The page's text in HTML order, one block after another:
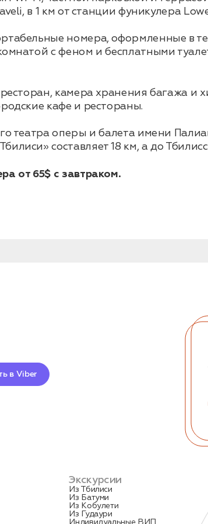
в 1 км от станции фуникулера
номера, оформленные в
с феном и бесплатными
камера хранения багажа и
кафе и рестораны.
театра оперы и балета имени
составляет 18 км, а до
от 65$ с завтраком.
в Viber
Экскурсии
Из Тбилиси
Из Батуми
Из Кобулети
Из Гудаури
Индивидуальные ВИП